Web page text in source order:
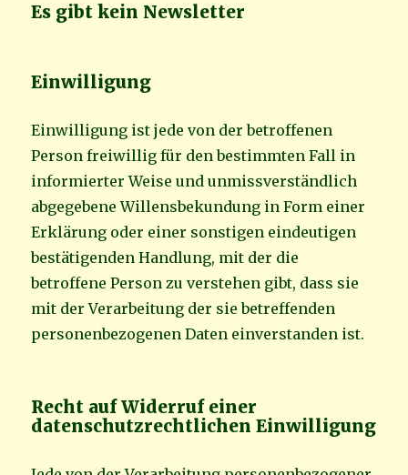
Es gibt kein Newsletter
Einwilligung
Einwilligung ist jede von der betroffenen
Person freiwillig für den bestimmten Fall in
informierter Weise und unmissverständlich
abgegebene Willensbekundung in Form einer
Erklärung oder einer sonstigen eindeutigen
bestätigenden Handlung, mit der die
betroffene Person zu verstehen gibt, dass sie
mit der Verarbeitung der sie betreffenden
personenbezogenen Daten einverstanden ist.
Recht auf Widerruf einer
datenschutzrechtlichen Einwilligung